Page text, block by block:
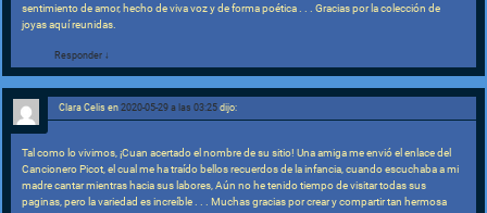
sentimiento de amor, hecho de viva voz y de forma poética . . . Gracias por la colección de
joyas aquí reunidas.
Responder ↓
Clara Celis en2020-05-29 a las 03:25 dijo:
Tal como lo vivimos, ¡Cuan acertado el nombre de su sitio! Una amiga me envió el enlace del
Cancionero Picot, el cual me ha traído bellos recuerdos de la infancia, cuando escuchaba a mi
madre cantar mientras hacia sus labores, Aún no he tenido tiempo de visitar todas sus
paginas, pero la variedad es increíble . . . Muchas gracias por crear y compartir tan hermosa